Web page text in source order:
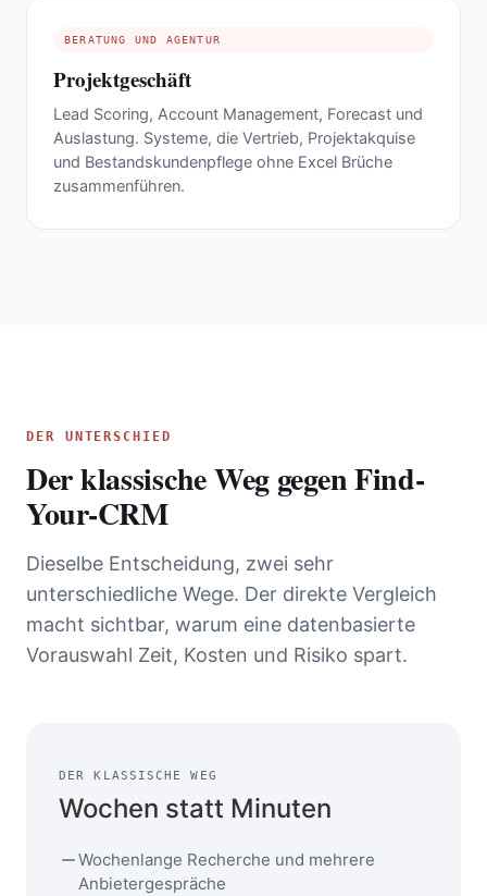
BERATUNG UND AGENTUR
Projektgeschäft
Lead Scoring, Account Management, Forecast und
Auslastung. Systeme, die Vertrieb, Projektakquise
und Bestandskundenpflege ohne Excel Brüche
zusammenführen.
DER UNTERSCHIED
Der klassische Weg gegen Find-
Your-CRM
Dieselbe Entscheidung, zwei sehr
unterschiedliche Wege. Der direkte Vergleich
macht sichtbar, warum eine datenbasierte
Vorauswahl Zeit, Kosten und Risiko spart.
DER KLASSISCHE WEG
Wochen statt Minuten
Wochenlange Recherche und mehrere
Anbietergespräche